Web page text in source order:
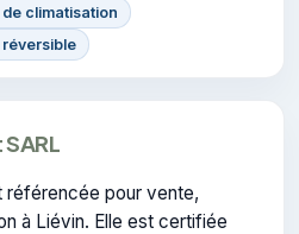
climatisation
référencée pour vente,
à Liévin. Elle est certifiée